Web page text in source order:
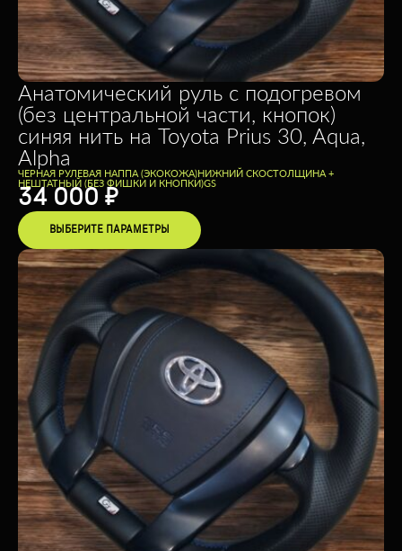
Анатомический руль с подогревом
(без центральной части, кнопок)
синяя нить на Toyota Prius 30, Aqua,
Alpha
ЧЕРНАЯ РУЛЕВАЯ НАППА (ЭКОКОЖА)НИЖНИЙ СКОСТОЛЩИНА +
НЕШТАТНЫЙ (БЕЗ ФИШКИ И КНОПКИ)GS
34 000 ₽
ВЫБЕРИТЕ ПАРАМЕТРЫ